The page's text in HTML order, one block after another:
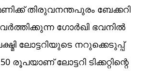
തിരുവനന്തപുരം ബേക്കറി
ഗോര്‍ഖി ഭവനില്‍
ലോട്ടറിയുടെ നറുക്കെടുപ്പ്
രൂപയാണ് ലോട്ടറി ടിക്കറ്റിന്റെ